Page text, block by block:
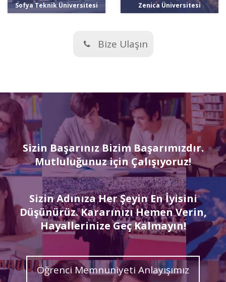
Sofya Teknik Üniversitesi Zenica Üniversitesi
Bize Ulaşın
Sizin Başarınız Bizim Başarımızdır.
Mutluluğunuz için Çalışıyoruz!
Sizin Adınıza Her Şeyin En İyisini
Düşünürüz. Kararınızı Hemen Verin,
Hayallerinize Geç Kalmayın!
Öğrenci Memnuniyeti Anlayışımız